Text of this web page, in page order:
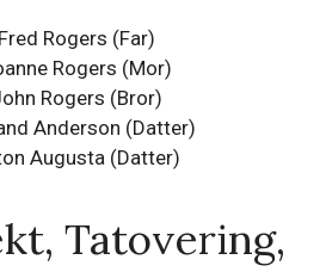
Fred Rogers (Far)
Rogers (Mor)
Rogers (Bror)
Anderson (Datter)
Augusta (Datter)
Tatovering,